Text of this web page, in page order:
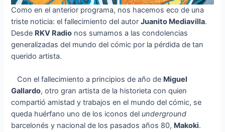
Como en el anterior programa, nos hacemos eco de una
triste noticia: el fallecimiento del autorJuanito Mediavilla.
Desde RKV Radio nos sumamos a las condolencias
generalizadas del mundo del cómic por la pérdida de tan
querido artista.
Con el fallecimiento a principios de año de Miguel
Gallardo, otro gran artista de la historieta con quien
compartió amistad y trabajos en el mundo del cómic, se
queda huérfano uno de los iconos del underground
barcelonés y nacional de los pasados años 80, Makoki.